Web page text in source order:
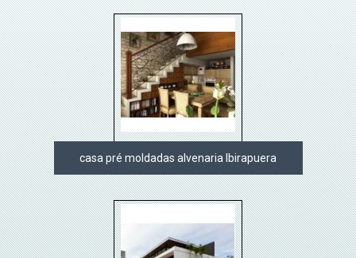
casa pré moldadas alvenaria Ibirapuera